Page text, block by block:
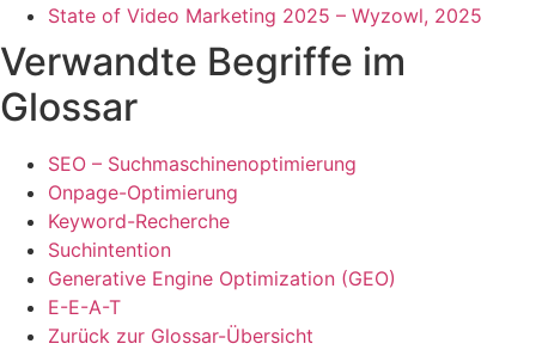
State of Video Marketing 2025 – Wyzowl, 2025
Verwandte Begriffe im
Glossar
SEO – Suchmaschinenoptimierung
Onpage-Optimierung
Keyword-Recherche
Suchintention
Generative Engine Optimization (GEO)
E-E-A-T
Zurück zur Glossar-Übersicht